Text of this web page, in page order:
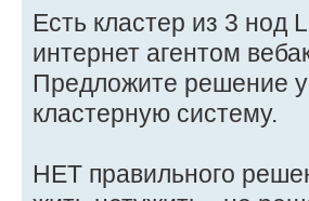
Есть кластер из 3 нод
интернет агентом
Предложите решение
кластерную систему.
НЕТ правильного